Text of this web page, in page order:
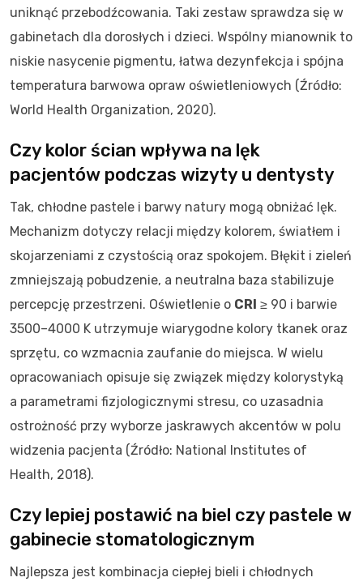
uniknąć przebodźcowania. Taki zestaw sprawdza się w
gabinetach dla dorosłych i dzieci. Wspólny mianownik to
niskie nasycenie pigmentu, łatwa dezynfekcja i spójna
temperatura barwowa opraw oświetleniowych (Źródło:
World Health Organization, 2020).
Czy kolor ścian wpływa na lęk
pacjentów podczas wizyty u dentysty
Tak, chłodne pastele i barwy natury mogą obniżać lęk.
Mechanizm dotyczy relacji między kolorem, światłem i
skojarzeniami z czystością oraz spokojem. Błękit i zieleń
zmniejszają pobudzenie, a neutralna baza stabilizuje
percepcję przestrzeni. Oświetlenie o CRI ≥ 90 i barwie
3500–4000 K utrzymuje wiarygodne kolory tkanek oraz
sprzętu, co wzmacnia zaufanie do miejsca. W wielu
opracowaniach opisuje się związek między kolorystyką
a parametrami fizjologicznymi stresu, co uzasadnia
ostrożność przy wyborze jaskrawych akcentów w polu
widzenia pacjenta (Źródło: National Institutes of
Health, 2018).
Czy lepiej postawić na biel czy pastele w
gabinecie stomatologicznym
Najlepsza jest kombinacja ciepłej bieli i chłodnych